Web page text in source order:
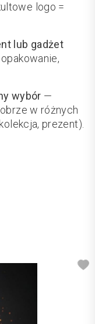
logo =
lub gadżet
wybór —
w różnych
prezent).